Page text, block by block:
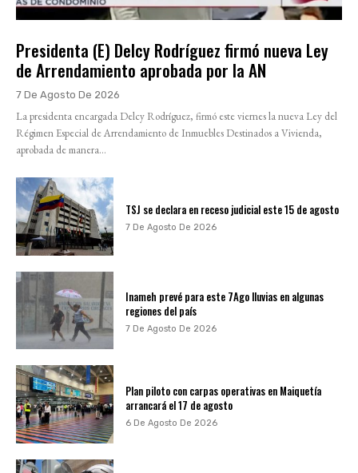
Presidenta (E) Delcy Rodríguez firmó nueva Ley
de Arrendamiento aprobada por la AN
7 De Agosto De 2026
La presidenta encargada Delcy Rodríguez, firmó este viernes la nueva Ley del
Régimen Especial de Arrendamiento de Inmuebles Destinados a Vivienda,
aprobada de manera...
TSJ se declara en receso judicial este 15 de agosto
7 De Agosto De 2026
Inameh prevé para este 7Ago lluvias en algunas
regiones del país
7 De Agosto De 2026
Plan piloto con carpas operativas en Maiquetía
arrancará el 17 de agosto
6 De Agosto De 2026